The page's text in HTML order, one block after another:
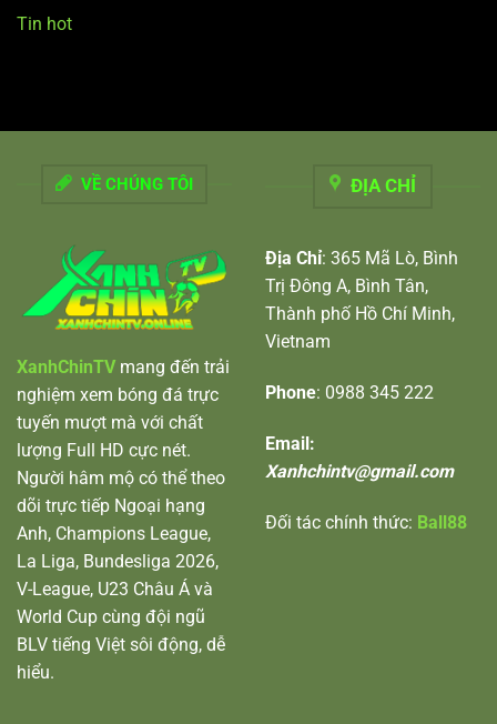
Tin hot
VỀ CHÚNG TÔI
XanhChinTV mang đến trải
nghiệm xem bóng đá trực
tuyến mượt mà với chất
lượng Full HD cực nét.
Người hâm mộ có thể theo
dõi trực tiếp Ngoại hạng
Anh, Champions League,
La Liga, Bundesliga 2026,
V-League, U23 Châu Á và
World Cup cùng đội ngũ
BLV tiếng Việt sôi động, dễ
hiểu.
ĐỊA CHỈ
Địa Chỉ: 365 Mã Lò, Bình
Trị Đông A, Bình Tân,
Thành phố Hồ Chí Minh,
Vietnam
Phone: 0988 345 222
Email:
Xanhchintv@gmail.com
Đối tác chính thức: Ball88